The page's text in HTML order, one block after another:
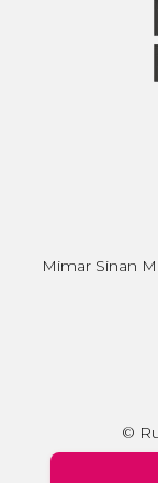
Mimar Sinan
©